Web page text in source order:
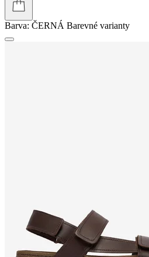
Barva: ČERNÁ Barevné varianty